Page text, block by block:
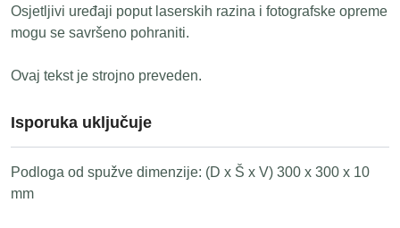
Osjetljivi uređaji poput laserskih razina i fotografske opreme
mogu se savršeno pohraniti.
Ovaj tekst je strojno preveden.
Isporuka uključuje
Podloga od spužve dimenzije: (D x Š x V) 300 x 300 x 10
mm